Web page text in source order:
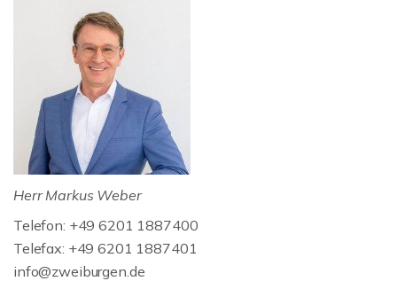
Herr Markus Weber
Telefon: +49 6201 1887400
Telefax: +49 6201 1887401
info@zweiburgen.de